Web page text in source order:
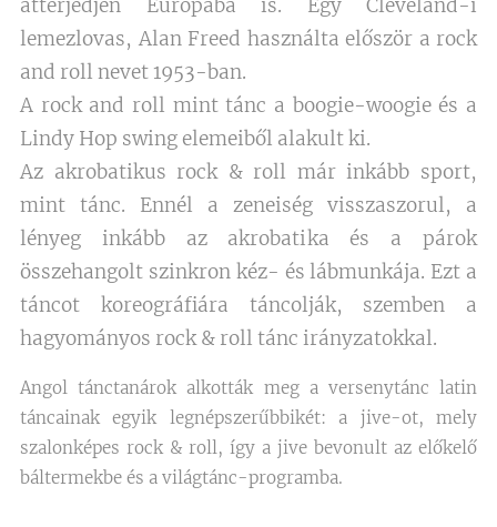
átterjedjen Európába is. Egy Cleveland-i
lemezlovas, Alan Freed használta először a rock
and roll nevet 1953-ban.
A rock and roll mint tánc a boogie-woogie és a
Lindy Hop swing elemeiből alakult ki.
Az akrobatikus rock & roll már inkább sport,
mint tánc. Ennél a zeneiség visszaszorul, a
lényeg inkább az akrobatika és a párok
összehangolt szinkron kéz- és lábmunkája. Ezt a
táncot koreográfiára táncolják, szemben a
hagyományos rock & roll tánc irányzatokkal.
Angol tánctanárok alkották meg a versenytánc latin
táncainak egyik legnépszerűbbikét: a jive-ot, mely
szalonképes rock & roll, így a jive bevonult az előkelő
báltermekbe és a világtánc-programba.